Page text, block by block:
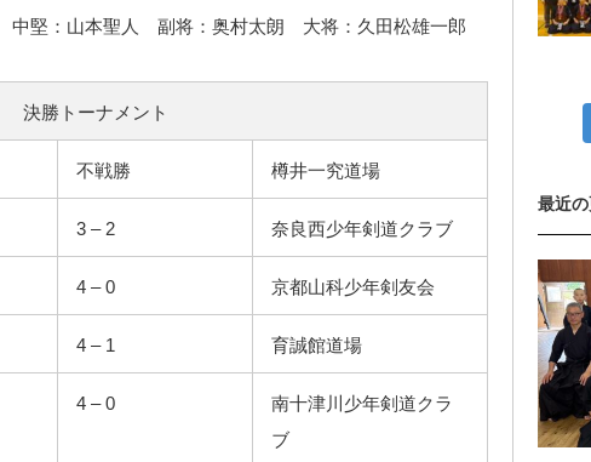
堅：山本聖人 副将：奥村太朗 大将：久田松雄一郎
決勝トーナメント
不戦勝 樽井一究道場
3 – 2 奈良西少年剣道クラブ
4 – 0 京都山科少年剣友会
4 – 1 育誠館道場
4 – 0
南十津川少年剣道クラ
ブ
最近